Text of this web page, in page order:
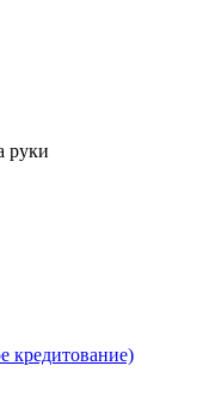
руки
кредитование)